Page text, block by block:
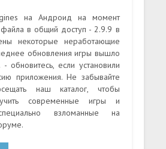
на Андроид на момент
в общий доступ - 2.9.9 в
некоторые неработающие
обновления игры вышло
обновитесь, если установили
приложения. Не забывайте
наш каталог, чтобы
современные игры и
взломанные на